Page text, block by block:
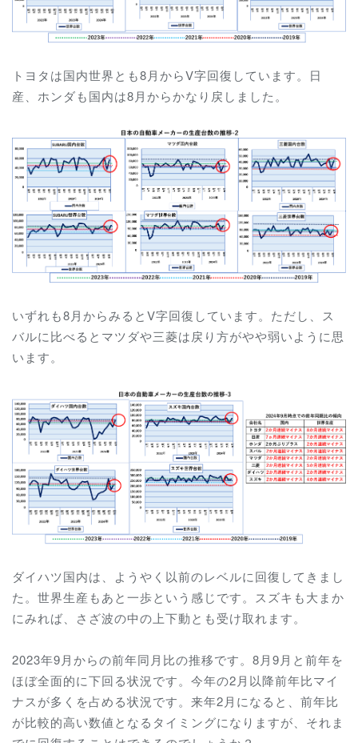
トヨタは国内世界とも8月からV字回復しています。日
産、ホンダも国内は8月からかなり戻しました。
いずれも8月からみるとV字回復しています。ただし、ス
バルに比べるとマツダや三菱は戻り方がやや弱いように思
います。
ダイハツ国内は、ようやく以前のレベルに回復してきまし
た。世界生産もあと一歩という感じです。スズキも大まか
にみれば、さざ波の中の上下動とも受け取れます。
2023年9月からの前年同月比の推移です。8月9月と前年を
ほぼ全面的に下回る状況です。今年の2月以降前年比マイ
ナスが多くを占める状況です。来年2月になると、前年比
が比較的高い数値となるタイミングになりますが、それま